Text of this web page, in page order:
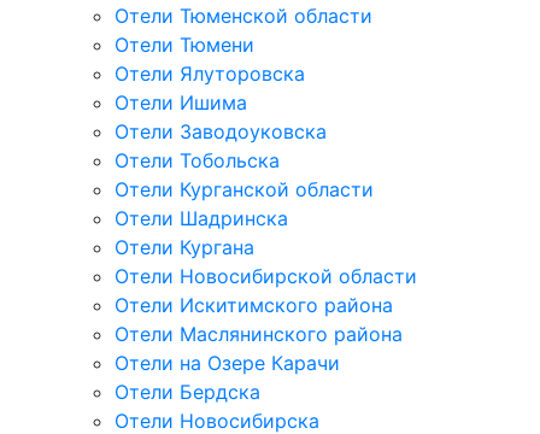
Отели Тюменской области
Отели Тюмени
Отели Ялуторовска
Отели Ишима
Отели Заводоуковска
Отели Тобольска
Отели Курганской области
Отели Шадринска
Отели Кургана
Отели Новосибирской области
Отели Искитимского района
Отели Маслянинского района
Отели на Озере Карачи
Отели Бердска
Отели Новосибирска